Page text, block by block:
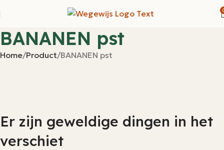
BANANEN pst
Home Product BANANEN pst
Er zijn geweldige dingen in het
verschiet